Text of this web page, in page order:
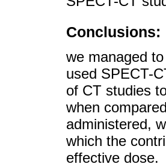
Conclusions:
we managed
used SPECT-
of CT studies
when
administered,
which the
effective dose.